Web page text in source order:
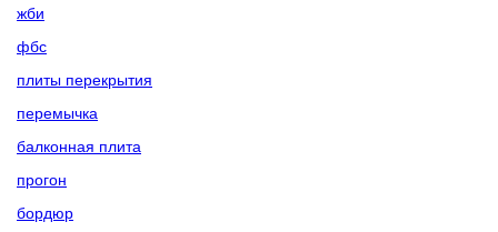
жби
фбс
плиты перекрытия
перемычка
балконная плита
прогон
бордюр